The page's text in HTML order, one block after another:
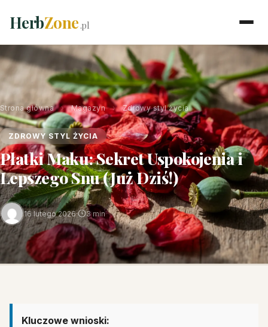
HerbZone.pl
Strona główna › Magazyn › Zdrowy styl życia
ZDROWY STYL ŻYCIA
Płatki Maku: Sekret Uspokojenia i
Lepszego Snu (Już Dziś!)
16 lutego 2026· 3 min
Kluczowe wnioski: